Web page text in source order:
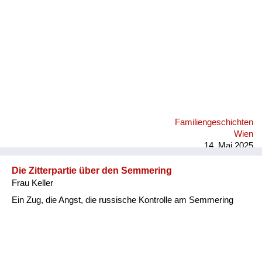
Familiengeschichten
Wien
14. Mai 2025
Die Zitterpartie über den Semmering
Frau Keller
Ein Zug, die Angst, die russische Kontrolle am Semmering